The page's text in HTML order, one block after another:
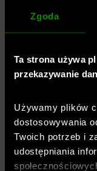
Zgoda
Ta strona używa
przekazywanie
Używamy plików
dostosowywania
Twoich potrzeb i
udostępniania
Jesteśmy
marki4F